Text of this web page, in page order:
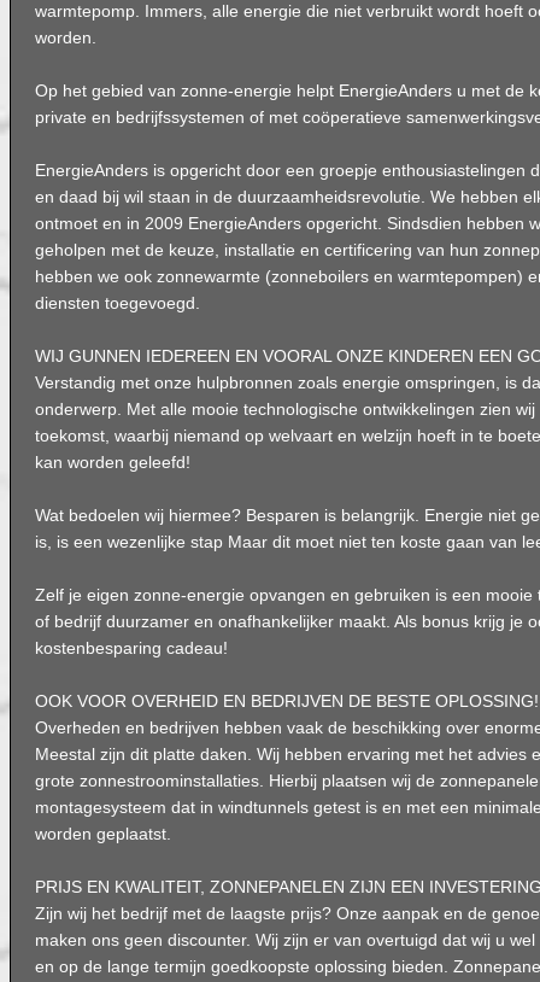
warmtepomp. Immers, alle energie die niet verbruikt wordt hoeft
worden.
Op het gebied van zonne-energie helpt EnergieAnders u met de
private en bedrijfssystemen of met coöperatieve
EnergieAnders is opgericht door een groepje enthousiastelingen
en daad bij wil staan in de duurzaamheidsrevolutie. We hebben
ontmoet en in 2009 EnergieAnders opgericht. Sindsdien hebben
geholpen met de keuze, installatie en certificering van hun
hebben we ook zonnewarmte (zonneboilers en warmtepompen)
diensten toegevoegd.
WIJ GUNNEN IEDEREEN EN VOORAL ONZE KINDEREN EEN
Verstandig met onze hulpbronnen zoals energie omspringen, is
onderwerp. Met alle mooie technologische ontwikkelingen zien
toekomst, waarbij niemand op welvaart en welzijn hoeft in te
kan worden geleefd!
Wat bedoelen wij hiermee? Besparen is belangrijk. Energie niet
is, is een wezenlijke stap Maar dit moet niet ten koste gaan van
Zelf je eigen zonne-energie opvangen en gebruiken is een mooie
of bedrijf duurzamer en onafhankelijker maakt. Als bonus krijg je
kostenbesparing cadeau!
OOK VOOR OVERHEID EN BEDRIJVEN DE BESTE OPLOSSING!
Overheden en bedrijven hebben vaak de beschikking over
Meestal zijn dit platte daken. Wij hebben ervaring met het advies
grote zonnestroominstallaties. Hierbij plaatsen wij de
montagesysteem dat in windtunnels getest is en met een
worden geplaatst.
PRIJS EN KWALITEIT, ZONNEPANELEN ZIJN EEN
Zijn wij het bedrijf met de laagste prijs? Onze aanpak en de
maken ons geen discounter. Wij zijn er van overtuigd dat wij u
en op de lange termijn goedkoopste oplossing bieden.